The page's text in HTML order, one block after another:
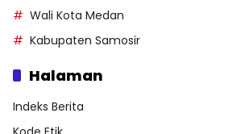
Wali Kota Medan
Kabupaten Samosir
Halaman
Indeks Berita